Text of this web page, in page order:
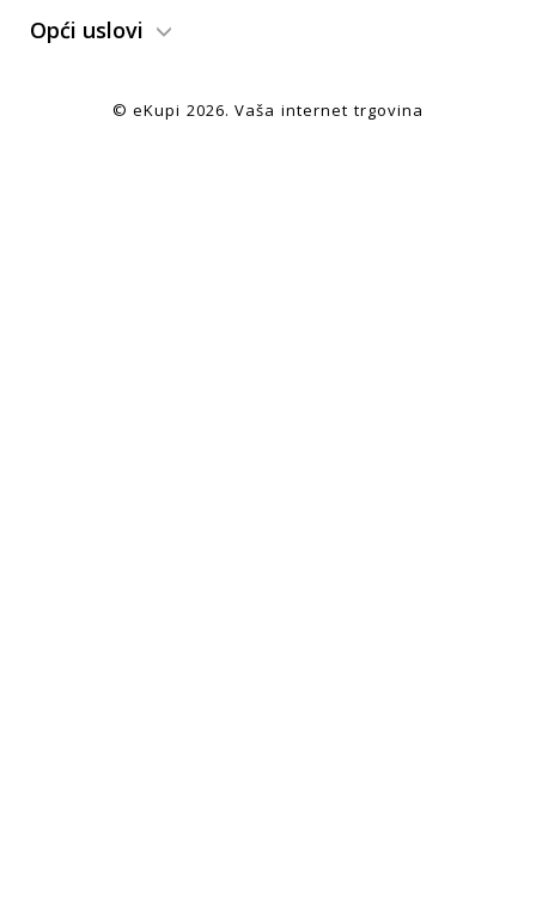
Opći uslovi
© eKupi 2026. Vaša internet trgovina